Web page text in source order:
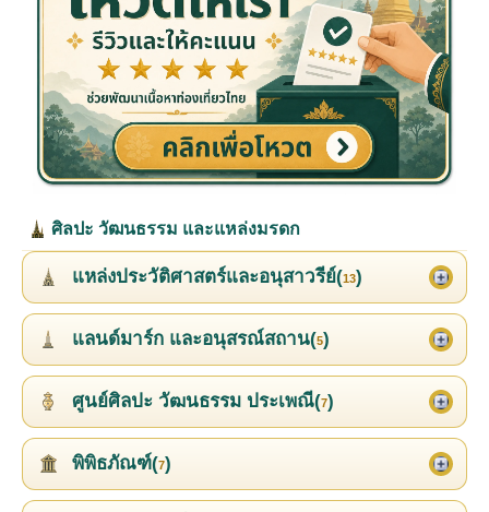
ศิลปะ วัฒนธรรม และแหล่งมรดก
แหล่งประวัติศาสตร์และอนุสาวรีย์(13)
แลนด์มาร์ก และอนุสรณ์สถาน(5)
ศูนย์ศิลปะ วัฒนธรรม ประเพณี(7)
พิพิธภัณฑ์(7)